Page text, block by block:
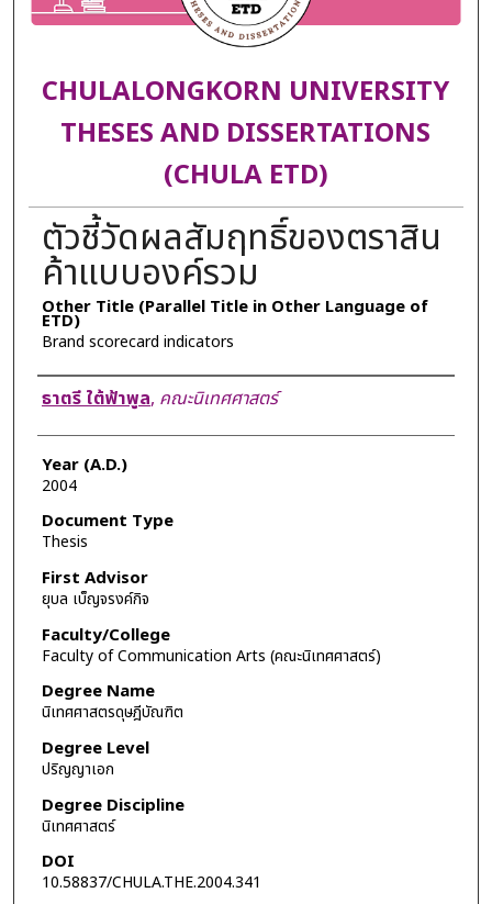
CHULALONGKORN UNIVERSITY
THESES AND DISSERTATIONS
(CHULA ETD)
ตัวชี้วัดผลสัมฤทธิ์ของตราสิน
ค้าแบบองค์รวม
Other Title (Parallel Title in Other Language of
ETD)
Brand scorecard indicators
Author
ธาตรี ใต้ฟ้าพูล, คณะนิเทศศาสตร์
Year (A.D.)
2004
Document Type
Thesis
First Advisor
ยุบล เบ็ญจรงค์กิจ
Faculty/College
Faculty of Communication Arts (คณะนิเทศศาสตร์)
Degree Name
นิเทศศาสตรดุษฎีบัณฑิต
Degree Level
ปริญญาเอก
Degree Discipline
นิเทศศาสตร์
DOI
10.58837/CHULA.THE.2004.341